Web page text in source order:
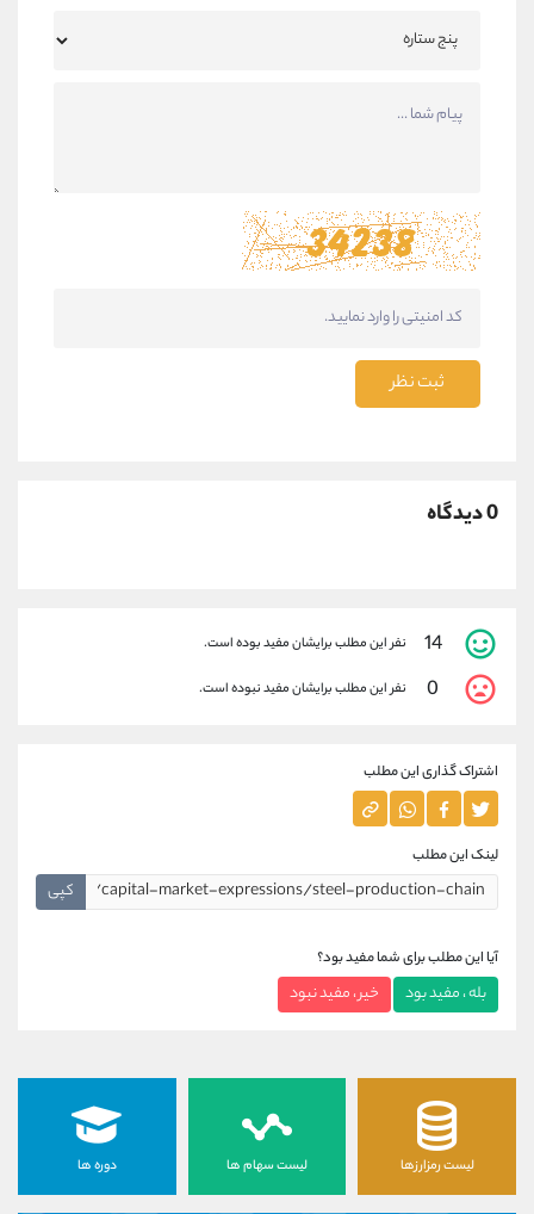
ثبت نظر
0 دیدگاه
14 نفر این مطلب برایشان مفید بوده است.
0 نفر این مطلب برایشان مفید نبوده است.
اشتراک گذاری این مطلب
لینک این مطلب
کپی
آیا این مطلب برای شما مفید بود؟
بله ، مفید بود خیر ، مفید نبود
لیست رمزارزها لیست سهام ها دوره ها